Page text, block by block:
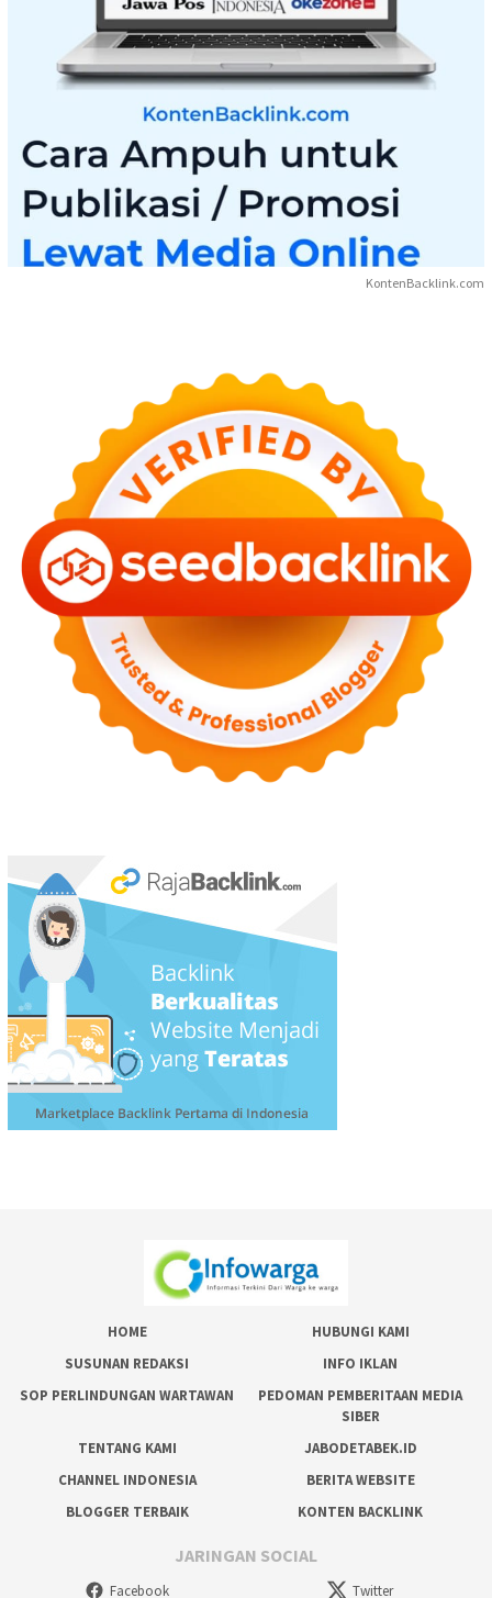
KontenBacklink.com
HOME
HUBUNGI KAMI
SUSUNAN REDAKSI
INFO IKLAN
SOP PERLINDUNGAN WARTAWAN
PEDOMAN PEMBERITAAN MEDIA
SIBER
TENTANG KAMI
JABODETABEK.ID
CHANNEL INDONESIA
BERITA WEBSITE
BLOGGER TERBAIK
KONTEN BACKLINK
JARINGAN SOCIAL
Facebook Twitter